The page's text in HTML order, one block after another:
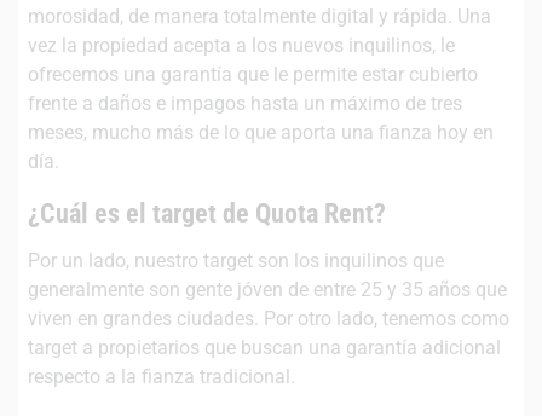
morosidad, de manera totalmente digital y rápida. Una
vez la propiedad acepta a los nuevos inquilinos, le
ofrecemos una garantía que le permite estar cubierto
frente a daños e impagos hasta un máximo de tres
meses, mucho más de lo que aporta una fianza hoy en
día.
¿Cuál es el target de Quota Rent?
Por un lado, nuestro target son los inquilinos que
generalmente son gente jóven de entre 25 y 35 años que
viven en grandes ciudades. Por otro lado, tenemos como
target a propietarios que buscan una garantía adicional
respecto a la fianza tradicional.